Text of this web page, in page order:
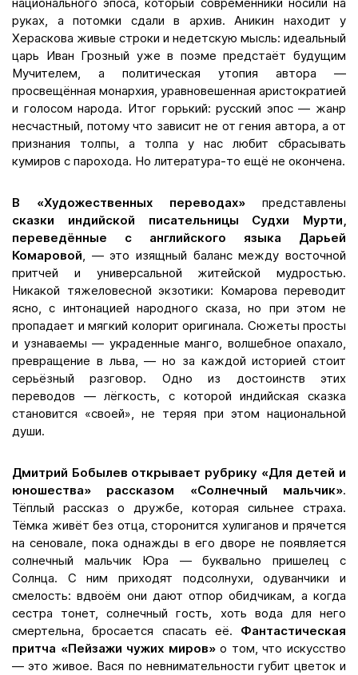
руках, а потомки сдали в архив. Аникин находит у
Хераскова живые строки и недетскую мысль: идеальный
царь Иван Грозный уже в поэме предстаёт будущим
Мучителем, а политическая утопия автора —
просвещённая монархия, уравновешенная аристократией
и голосом народа. Итог горький: русский эпос — жанр
несчастный, потому что зависит не от гения автора, а от
признания толпы, а толпа у нас любит сбрасывать
кумиров с парохода. Но литература-то ещё не окончена.
В «Художественных переводах» представлены
сказки индийской писательницы Судхи Мурти,
переведённые с английского языка Дарьей
Комаровой, — это изящный баланс между восточной
притчей и универсальной житейской мудростью.
Никакой тяжеловесной экзотики: Комарова переводит
ясно, с интонацией народного сказа, но при этом не
пропадает и мягкий колорит оригинала. Сюжеты просты
и узнаваемы — украденные манго, волшебное опахало,
превращение в льва, — но за каждой историей стоит
серьёзный разговор. Одно из достоинств этих
переводов — лёгкость, с которой индийская сказка
становится «своей», не теряя при этом национальной
души.
Дмитрий Бобылев открывает рубрику «Для детей и
юношества» рассказом «Солнечный мальчик».
Тёплый рассказ о дружбе, которая сильнее страха.
Тёмка живёт без отца, сторонится хулиганов и прячется
на сеновале, пока однажды в его дворе не появляется
солнечный мальчик Юра — буквально пришелец с
Солнца. С ним приходят подсолнухи, одуванчики и
смелость: вдвоём они дают отпор обидчикам, а когда
сестра тонет, солнечный гость, хоть вода для него
смертельна, бросается спасать её. Фантастическая
притча «Пейзажи чужих миров»о том, что искусство
— это живое. Вася по невнимательности губит цветок и